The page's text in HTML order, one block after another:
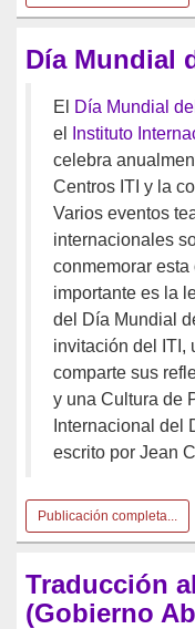
Día Mundial
El Día Mundial
el
Instituto
celebra
Centros ITI y la
Varios eventos
internacionales
conmemorar
importante es la
del Día Mundial
invitación del ITI,
comparte sus
y una Cultura de
Internacional del
escrito por Jean
Publicación completa...
Traducción
(Gobierno